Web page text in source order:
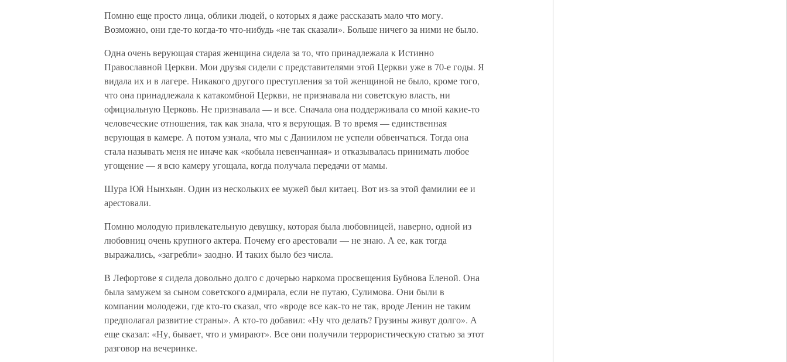
Помню еще просто лица, облики людей, о которых я даже рассказать мало что могу.
Возможно, они где-то когда-то что-нибудь «не так сказали». Больше ничего за ними не было.
Одна очень верующая старая женщина сидела за то, что принадлежала к Истинно
Православной Церкви. Мои друзья сидели с представителями этой Церкви уже в 70-е годы. Я
видала их и в лагере. Никакого другого преступления за той женщиной не было, кроме того,
что она принадлежала к катакомбной Церкви, не признавала ни советскую власть, ни
официальную Церковь. Не признавала — и все. Сначала она поддерживала со мной какие-то
человеческие отношения, так как знала, что я верующая. В то время — единственная
верующая в камере. А потом узнала, что мы с Даниилом не успели обвенчаться. Тогда она
стала называть меня не иначе как «кобыла невенчанная» и отказывалась принимать любое
угощение — я всю камеру угощала, когда получала передачи от мамы.
Шура Юй Нынхьян. Один из нескольких ее мужей был китаец. Вот из-за этой фамилии ее и
арестовали.
Помню молодую привлекательную девушку, которая была любовницей, наверно, одной из
любовниц очень крупного актера. Почему его арестовали — не знаю. А ее, как тогда
выражались, «загребли» заодно. И таких было без числа.
В Лефортове я сидела довольно долго с дочерью наркома просвещения Бубнова Еленой. Она
была замужем за сыном советского адмирала, если не путаю, Сулимова. Они были в
компании молодежи, где кто-то сказал, что «вроде все как-то не так, вроде Ленин не таким
предполагал развитие страны». А кто-то добавил: «Ну что делать? Грузины живут долго». А
еще сказал: «Ну, бывает, что и умирают». Все они получили террористическую статью за этот
разговор на вечеринке.